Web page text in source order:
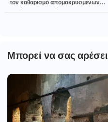
τον καθαρισμό απομακρυσμένων
Μπορεί να σας αρέσει